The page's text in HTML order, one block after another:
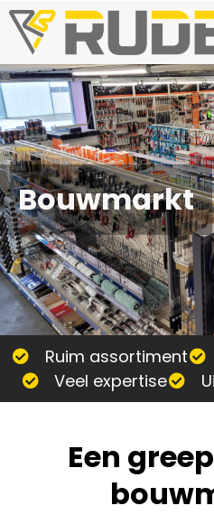
Bouwmarkt
Ruim assortiment
Veel expertise
Een